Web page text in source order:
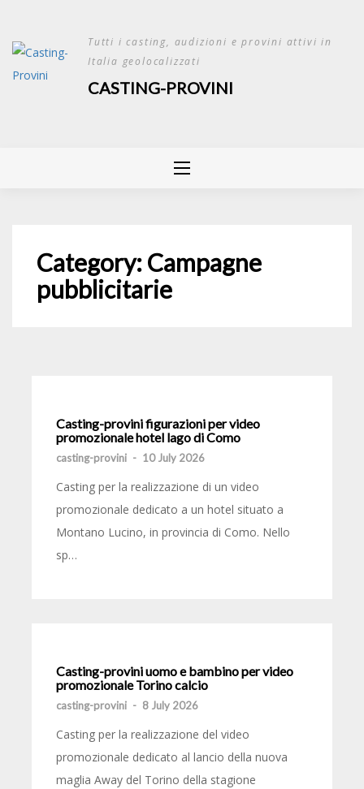
content
Tutti i casting, audizioni e provini attivi in
Italia geolocalizzati
CASTING-PROVINI
Category:Campagne
pubblicitarie
Casting-provini figurazioni per video
promozionale hotel lago di Como
casting-provini - 10 July 2026
Casting per la realizzazione di un video
promozionale dedicato a un hotel situato a
Montano Lucino, in provincia di Como. Nello
sp…
Casting-provini uomo e bambino per video
promozionale Torino calcio
casting-provini - 8 July 2026
Casting per la realizzazione del video
promozionale dedicato al lancio della nuova
maglia Away del Torino della stagione